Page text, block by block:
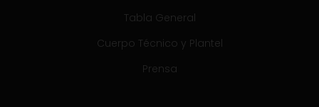
Tabla General
Cuerpo Técnico y Plantel
Prensa